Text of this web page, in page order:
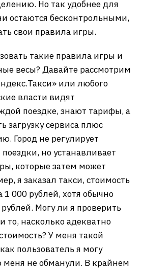
Но так удобнее для
остаются бесконтрольными,
свои правила игры.
такие правила игры и
весы? Давайте рассмотрим
или любого
власти видят
поездке, знают тарифы, а
загрузку сервиса плюс
Город не регулирует
но устанавливает
которые затем может
я заказал такси, стоимость
1 000 рублей, хотя обычно
Могу ли я проверить
то, насколько адекватно
У меня такой
пользователь я могу
меня не обманули. В крайнем